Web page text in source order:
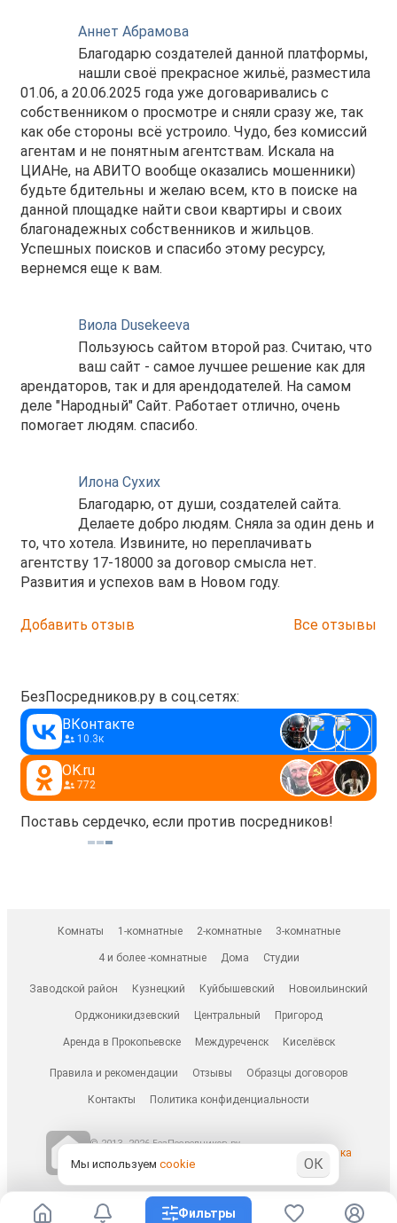
Аннет Абрамова
Благодарю создателей данной платформы,
нашли своё прекрасное жильё, разместила
01.06, а 20.06.2025 года уже договаривались с
собственником о просмотре и сняли сразу же, так
как обе стороны всё устроило. Чудо, без комиссий
агентам и не понятным агентствам. Искала на
ЦИАНе, на АВИТО вообще оказались мошенники)
будьте бдительны и желаю всем, кто в поиске на
данной площадке найти свои квартиры и своих
благонадежных собственников и жильцов.
Успешных поисков и спасибо этому ресурсу,
вернемся еще к вам.
Виола Dusekeeva
Пользуюсь сайтом второй раз. Считаю, что
ваш сайт - самое лучшее решение как для
арендаторов, так и для арендодателей. На самом
деле "Народный" Сайт. Работает отлично, очень
помогает людям. спасибо.
Илона Сухих
Благодарю, от души, создателей сайта.
Делаете добро людям. Сняла за один день и
то, что хотела. Извините, но переплачивать
агентству 17-18000 за договор смысла нет.
Развития и успехов вам в Новом году.
Добавить отзыв Все отзывы
БезПосредников.ру в соц.сетях:
ВКонтакте
10.3к
OK.ru
772
Поставь сердечко, если против посредников!
Комнаты 1-комнатные 2-комнатные 3-комнатные
4 и более -комнатные Дома Студии
Заводской район Кузнецкий Куйбышевский Новоильинский
Орджоникидзевский Центральный Пригород
Аренда в Прокопьевске Междуреченск Киселёвск
Правила и рекомендации Отзывы Образцы договоров
Контакты Политика конфиденциальности
© 2013–2026 БезПосредников.ру
БесПосредника.ру / besposrednika.ru
Фильтры
Мы используем cookie ОК